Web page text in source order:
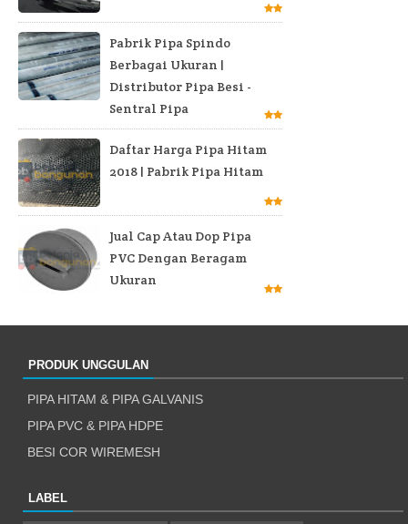
Pabrik Pipa Spindo
Berbagai Ukuran |
Distributor Pipa Besi -
Sentral Pipa
Daftar Harga Pipa Hitam
2018 | Pabrik Pipa Hitam
Jual Cap Atau Dop Pipa
PVC Dengan Beragam
Ukuran
PRODUK UNGGULAN
PIPA HITAM & PIPA GALVANIS
PIPA PVC & PIPA HDPE
BESI COR WIREMESH
LABEL